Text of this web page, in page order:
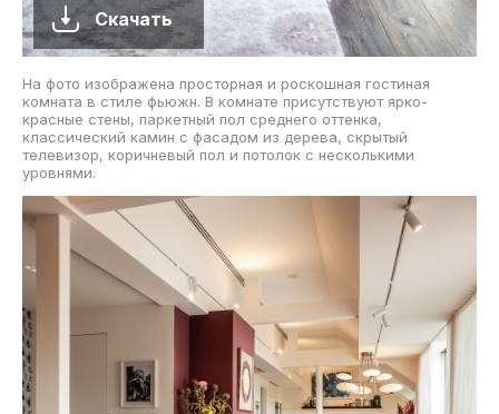
Скачать
На фото изображена просторная и роскошная гостиная
комната в стиле фьюжн. В комнате присутствуют ярко-
красные стены, паркетный пол среднего оттенка,
классический камин с фасадом из дерева, скрытый
телевизор, коричневый пол и потолок с несколькими
уровнями.